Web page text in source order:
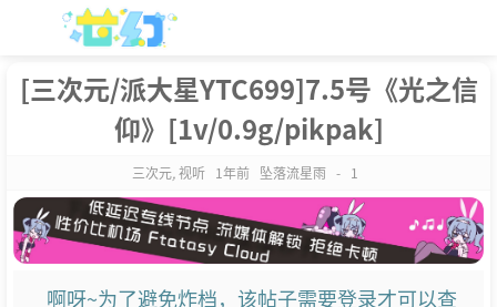
[三次元/派大星YTC699]7.5号《光之信
仰》[1v/0.9g/pikpak]
三次元,视听 1年前 坠落流星雨 - 1
啊呀~为了避免炸档，该帖子需要登录才可以查